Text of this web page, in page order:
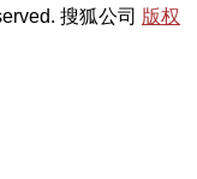
搜狐公司 版权